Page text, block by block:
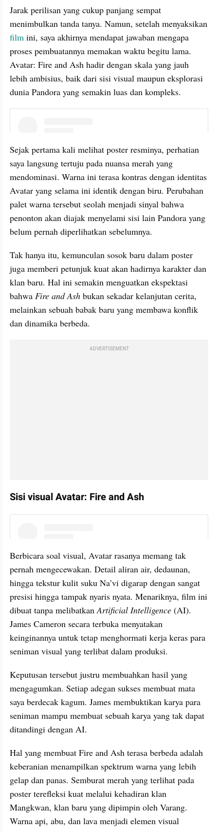
Jarak perilisan yang cukup panjang sempat
film ini, saya akhirnya mendapat jawaban mengapa
proses pembuatannya memakan waktu begitu lama.
Avatar: Fire and Ash hadir dengan skala yang jauh
lebih ambisius, baik dari sisi visual maupun eksplorasi
dunia Pandora yang semakin luas dan kompleks.
Sejak pertama kali melihat poster resminya, perhatian
saya langsung tertuju pada nuansa merah yang
mendominasi. Warna ini terasa kontras dengan identitas
Avatar yang selama ini identik dengan biru. Perubahan
palet warna tersebut seolah menjadi sinyal bahwa
penonton akan diajak menyelami sisi lain Pandora yang
belum pernah diperlihatkan sebelumnya.
Tak hanya itu, kemunculan sosok baru dalam poster
juga memberi petunjuk kuat akan hadirnya karakter dan
klan baru. Hal ini semakin menguatkan ekspektasi
bahwa Fire and Ash bukan sekadar kelanjutan cerita,
melainkan sebuah babak baru yang membawa konflik
dan dinamika berbeda.
ADVERTISEMENT
Sisi visual Avatar: Fire and Ash
Berbicara soal visual, Avatar rasanya memang tak
pernah mengecewakan. Detail aliran air, dedaunan,
hingga tekstur kulit suku Na’vi digarap dengan sangat
presisi hingga tampak nyaris nyata. Menariknya, film ini
dibuat tanpa melibatkan Artificial Intelligence (AI).
James Cameron secara terbuka menyatakan
keinginannya untuk tetap menghormati kerja keras para
seniman visual yang terlibat dalam produksi.
Keputusan tersebut justru membuahkan hasil yang
mengagumkan. Setiap adegan sukses membuat mata
saya berdecak kagum. James membuktikan karya para
seniman mampu membuat sebuah karya yang tak dapat
ditandingi dengan AI.
Hal yang membuat Fire and Ash terasa berbeda adalah
keberanian menampilkan spektrum warna yang lebih
gelap dan panas. Semburat merah yang terlihat pada
poster terefleksi kuat melalui kehadiran klan
Mangkwan, klan baru yang dipimpin oleh Varang.
Warna api, abu, dan lava menjadi elemen visual